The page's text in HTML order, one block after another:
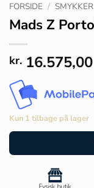
FORSIDE / SMYKKER
Mads Z
kr. 16.575,00
Kun 1 tilbage på lager